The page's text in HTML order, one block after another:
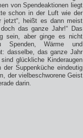
von Spendeaktionen liegt
schon in der Luft wie der
jetzt“, heißt es dann meist
das ganze Jahr!“ Das
sein, aber ginge es nicht
Spenden, Wärme und
dasselbe, das ganze Jahr
glückliche Kinderaugen
Suppenküche eindeutig
der vielbeschworene Geist
darin.